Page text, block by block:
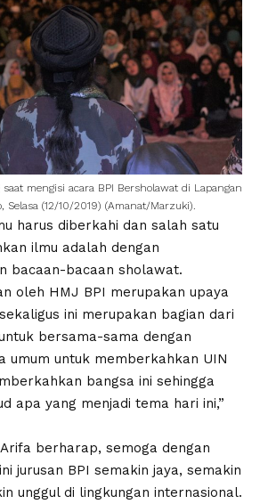
mengisi acara BPI Bersholawat di Lapangan
Selasa (12/10/2019) (Amanat/Marzuki).
harus diberkahi dan salah satu
ilmu adalah dengan
bacaan-bacaan sholawat.
oleh HMJ BPI merupakan upaya
ini merupakan bagian dari
bersama-sama dengan
umum untuk memberkahkan UIN
bangsa ini sehingga
apa yang menjadi tema hari ini,”
berharap, semoga dengan
jurusan BPI semakin jaya, semakin
unggul di lingkungan internasional.